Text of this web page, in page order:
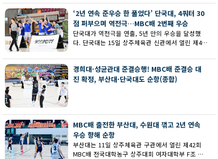
추격을 따돌리며 73-62로 승리했다.
‘2년 연속 준우승 한 풀었다’ 단국대, 4쿼터 30
점 퍼부으며 역전극…MBC배 2번째 우승
단국대가 역전극을 연출, 5년 만의 우승을 달성했
다. 단국대는 15일 상주체육관 신관에서 열린 제42
서 부산대에 73-67로 역전승했다.
경희대·성균관대 준결승행! MBC배 준결승 대
진 확정, 부산대·단국대도 순항(종합)
MBC배 출전한 부산대, 수원대 꺾고 2년 연속
우승 향해 순항
부산대는 11일 상주체육관 구관에서 열린 제42회
MBC배 전국대학농구 상주대회 여자대학부 F조 예